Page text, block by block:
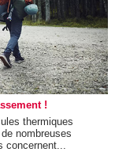
!
thermiques
nombreuses